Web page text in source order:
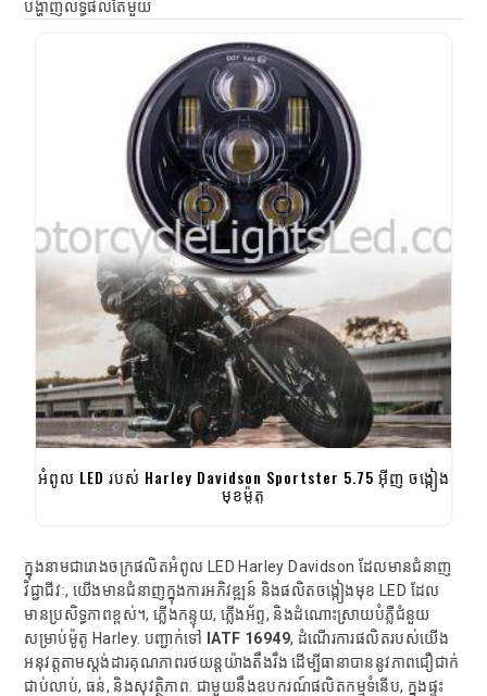
បង្ហាញលទ្ធផលតែមួយ
អំពូល LED របស់ Harley Davidson Sportster 5.75 អ៊ីញ ចង្កៀង
មុខម៉ូតូ
ក្នុងនាមជារោងចក្រផលិតអំពូល LED Harley Davidson ដែលមានជំនាញ
វិជ្ជាជីវៈ, យើងមានជំនាញក្នុងការអភិវឌ្ឍន៍ និងផលិតចង្កៀងមុខ LED ដែល
មានប្រសិទ្ធភាពខ្ពស់។, ភ្លើងកន្ទុយ, ភ្លើងអ័ព្ទ, និងដំណោះស្រាយបំភ្លឺជំនួយ
សម្រាប់ម៉ូតូ Harley. បញ្ជាក់ទៅ IATF 16949, ដំណើរការផលិតរបស់យើង
អនុវត្តតាមស្តង់ដារគុណភាពរថយន្តយ៉ាងតឹងរឹង ដើម្បីធានាបាននូវភាពជឿជាក់
ជាប់លាប់, ធន់, និងសុវត្ថិភាព. ជាមួយនឹងឧបករណ៍ផលិតកម្មទំនើប, ក្នុងផ្ទះ